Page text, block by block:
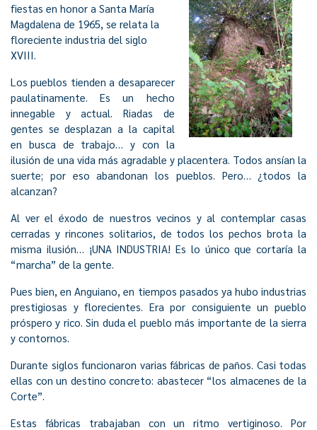
fiestas en honor a Santa María
Magdalena de 1965, se relata la
floreciente industria del siglo
XVIII.
Los pueblos tienden a desaparecer
paulatinamente. Es un hecho
innegable y actual. Riadas de
gentes se desplazan a la capital
en busca de trabajo… y con la
ilusión de una vida más agradable y placentera. Todos ansían la
suerte; por eso abandonan los pueblos. Pero… ¿todos la
alcanzan?
Al ver el éxodo de nuestros vecinos y al contemplar casas
cerradas y rincones solitarios, de todos los pechos brota la
misma ilusión… ¡UNA INDUSTRIA! Es lo único que cortaría la
“marcha” de la gente.
Pues bien, en Anguiano, en tiempos pasados ya hubo industrias
prestigiosas y florecientes. Era por consiguiente un pueblo
próspero y rico. Sin duda el pueblo más importante de la sierra
y contornos.
Durante siglos funcionaron varias fábricas de paños. Casi todas
ellas con un destino concreto: abastecer “los almacenes de la
Corte”.
Estas fábricas trabajaban con un ritmo vertiginoso. Por